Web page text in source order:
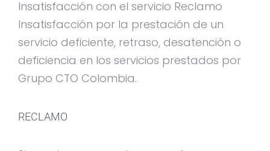
Insatisfacción con el servicio Reclamo
Insatisfacción por la prestación de un
servicio deficiente, retraso, desatención o
deficiencia en los servicios prestados por
Grupo CTO Colombia.
RECLAMO